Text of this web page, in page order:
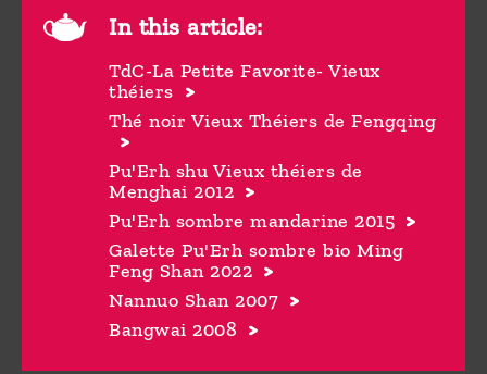
In this article:
TdC-La Petite Favorite- Vieux
théiers
Thé noir Vieux Théiers de Fengqing
Pu'Erh shu Vieux théiers de
Menghai 2012
Pu'Erh sombre mandarine 2015
Galette Pu'Erh sombre bio Ming
Feng Shan 2022
Nannuo Shan 2007
Bangwai 2008